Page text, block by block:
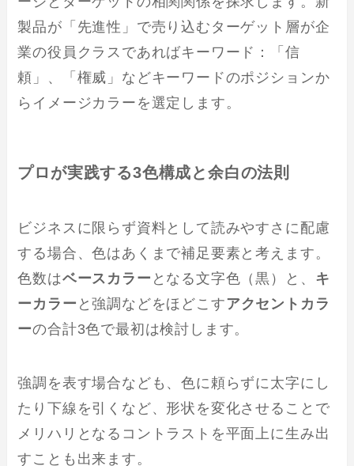
製品が「先進性」で売り込むターゲット層が企
業の役員クラスであればキーワード：「信
頼」、「権威」などキーワードのポジションか
らイメージカラーを選定します。
プロが実践する3色構成と余白の法則
ビジネスに限らず資料として読みやすさに配慮
する場合、色はあくまで補足要素と考えます。
色数はベースカラー となる文字色（黒）と、 キ
ーカラー と強調などをほどこすアクセントカラ
ーの合計3色で最初は検討します。
強調を表す場合なども、色に頼らずに太字にし
たり下線を引くなど、形状を変化させることで
メリハリとなるコントラストを平面上に生み出
すことも出来ます。